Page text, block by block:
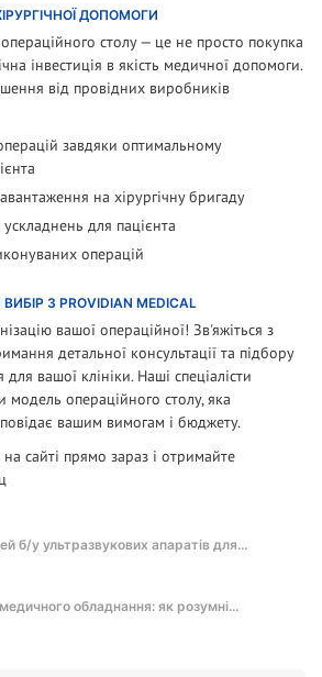
ДОПОМОГИ
столу — це не просто покупка
інвестиція в якість медичної допомоги.
від провідних виробників
завдяки оптимальному
на хірургічну бригаду
для пацієнта
операцій
З PROVIDIAN MEDICAL
вашої операційної! Зв'яжіться з
детальної консультації та підбору
вашої клініки. Наші спеціалісти
операційного столу, яка
вашим вимогам і бюджету.
сайті прямо зараз і отримайте
б/у ультразвукових апаратів для...
медичного обладнання: як розумні...